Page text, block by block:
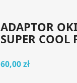
ADAPTOR
SUPER COOL
60,00 zł